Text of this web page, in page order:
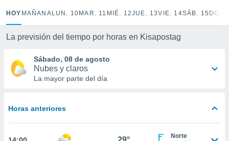
calidad.
a este
las
y
forma
basada
HOY MAÑANA LUN. 10 MAR. 11 MIÉ. 12JUE. 13VIE. 14SÁB. 15
La previsión del tiempo por horas en Kisapostag
Sábado, 08 de agosto
Nubes y claros
La mayor parte del día
Horas anteriores
Norte